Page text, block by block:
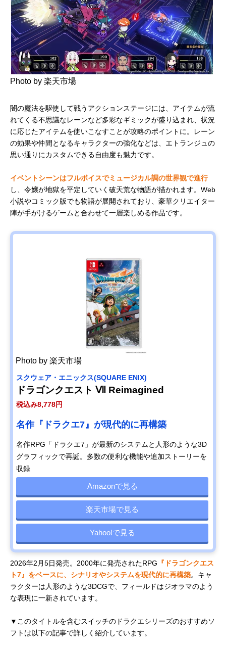
Photo by 楽天市場
闇の魔法を駆使して戦うアクションステージには、アイテムが流
れてくる不思議なレーンなど多彩なギミックが盛り込まれ、状況
に応じたアイテムを使いこなすことが攻略のポイントに。レーン
の効果や仲間となるキャラクターの強化などは、エトランジュの
思い通りにカスタムできる自由度も魅力です。
イベントシーンはフルボイスでミュージカル調の世界観で進行
し、令嬢が地獄を平定していく破天荒な物語が描かれます。Web
小説やコミック版でも物語が展開されており、豪華クリエイター
陣が手がけるゲームと合わせて一層楽しめる作品です。
Photo by 楽天市場
スクウェア・エニックス(SQUARE ENIX)
ドラゴンクエスト Ⅶ Reimagined
税込み8,778円
名作『ドラクエ7』が現代的に再構築
名作RPG「ドラクエ7」が最新のシステムと人形のような3D
グラフィックで再誕。多数の便利な機能や追加ストーリーを
収録
Amazonで見る
楽天市場で見る
Yahoo!で見る
2026年2月5日発売。2000年に発売されたRPG 『ドラゴンクエス
ト7』をベースに、シナリオやシステムを現代的に再構築。キャ
ラクターは人形のような3DCGで、フィールドはジオラマのよう
な表現に一新されています。
▼このタイトルを含むスイッチのドラクエシリーズのおすすめソ
フトは以下の記事で詳しく紹介しています。